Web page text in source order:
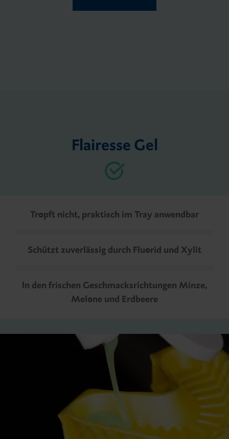
Flairesse Gel
Tropft nicht, praktisch im Tray anwendbar
Schützt zuverlässig durch Fluorid und Xylit
In den frischen Geschmacksrichtungen Minze,
Melone und Erdbeere